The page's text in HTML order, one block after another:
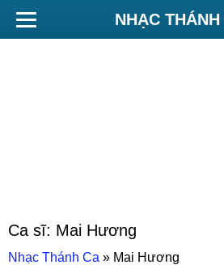
NHẠC
Ca sĩ: Mai Hương
Nhạc Thánh Ca » Mai Hương